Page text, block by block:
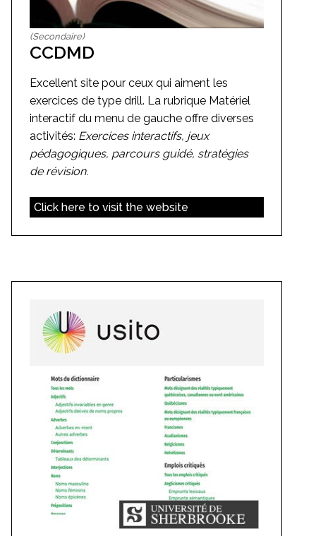
(Secondaire)
CCDMD
Excellent site pour ceux qui aiment les
exercices de type drill. La rubrique Matériel
interactif du menu de gauche offre diverses
activités: Exercices interactifs, jeux
pédagogiques, parcours guidé, stratégies
de révision.
Click here to visit the website